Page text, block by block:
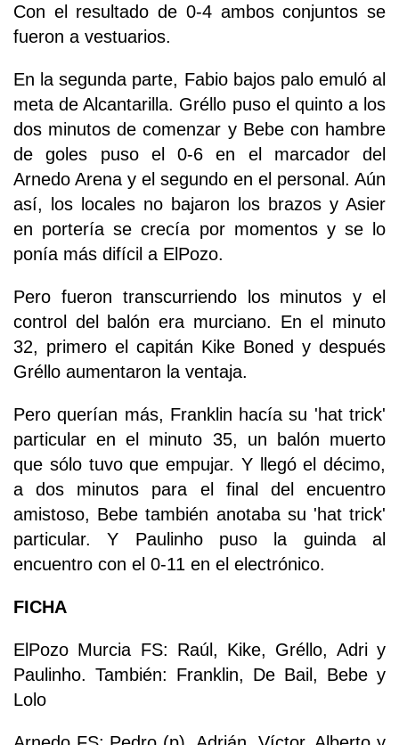
Con el resultado de 0-4 ambos conjuntos se
fueron a vestuarios.
En la segunda parte, Fabio bajos palo emuló al
meta de Alcantarilla. Gréllo puso el quinto a los
dos minutos de comenzar y Bebe con hambre
de goles puso el 0-6 en el marcador del
Arnedo Arena y el segundo en el personal. Aún
así, los locales no bajaron los brazos y Asier
en portería se crecía por momentos y se lo
ponía más difícil a ElPozo.
Pero fueron transcurriendo los minutos y el
control del balón era murciano. En el minuto
32, primero el capitán Kike Boned y después
Gréllo aumentaron la ventaja.
Pero querían más, Franklin hacía su 'hat trick'
particular en el minuto 35, un balón muerto
que sólo tuvo que empujar. Y llegó el décimo,
a dos minutos para el final del encuentro
amistoso, Bebe también anotaba su 'hat trick'
particular. Y Paulinho puso la guinda al
encuentro con el 0-11 en el electrónico.
FICHA
ElPozo Murcia FS: Raúl, Kike, Gréllo, Adri y
Paulinho. También: Franklin, De Bail, Bebe y
Lolo